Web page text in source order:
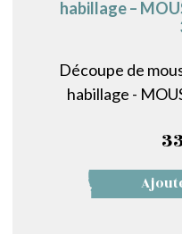
habillage –
Découpe de
habillage -